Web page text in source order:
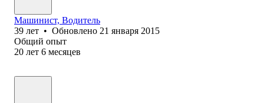
Машинист, Водитель
39 лет • Обновлено 21 января 2015
Общий опыт
20 лет 6 месяцев